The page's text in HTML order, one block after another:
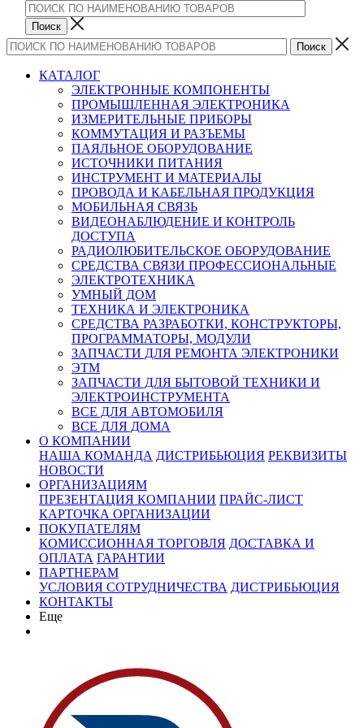
КАТАЛОГ
ЭЛЕКТРОННЫЕ КОМПОНЕНТЫ
ПРОМЫШЛЕННАЯ ЭЛЕКТРОНИКА
ИЗМЕРИТЕЛЬНЫЕ ПРИБОРЫ
КОММУТАЦИЯ И РАЗЪЕМЫ
ПАЯЛЬНОЕ ОБОРУДОВАНИЕ
ИСТОЧНИКИ ПИТАНИЯ
ИНСТРУМЕНТ И МАТЕРИАЛЫ
ПРОВОДА И КАБЕЛЬНАЯ ПРОДУКЦИЯ
МОБИЛЬНАЯ СВЯЗЬ
ВИДЕОНАБЛЮДЕНИЕ И КОНТРОЛЬ
ДОСТУПА
РАДИОЛЮБИТЕЛЬСКОЕ ОБОРУДОВАНИЕ
СРЕДСТВА СВЯЗИ ПРОФЕССИОНАЛЬНЫЕ
ЭЛЕКТРОТЕХНИКА
УМНЫЙ ДОМ
ТЕХНИКА И ЭЛЕКТРОНИКА
СРЕДСТВА РАЗРАБОТКИ, КОНСТРУКТОРЫ,
ПРОГРАММАТОРЫ, МОДУЛИ
ЗАПЧАСТИ ДЛЯ РЕМОНТА ЭЛЕКТРОНИКИ
ЭТМ
ЗАПЧАСТИ ДЛЯ БЫТОВОЙ ТЕХНИКИ И
ЭЛЕКТРОИНСТРУМЕНТА
ВСЕ ДЛЯ АВТОМОБИЛЯ
ВСЕ ДЛЯ ДОМА
О КОМПАНИИ
НАША КОМАНДА ДИСТРИБЬЮЦИЯ РЕКВИЗИТЫ
НОВОСТИ
ОРГАНИЗАЦИЯМ
ПРЕЗЕНТАЦИЯ КОМПАНИИ ПРАЙС-ЛИСТ
КАРТОЧКА ОРГАНИЗАЦИИ
ПОКУПАТЕЛЯМ
КОМИССИОННАЯ ТОРГОВЛЯ ДОСТАВКА И
ОПЛАТА ГАРАНТИИ
ПАРТНЕРАМ
УСЛОВИЯ СОТРУДНИЧЕСТВА ДИСТРИБЬЮЦИЯ
КОНТАКТЫ
Еще